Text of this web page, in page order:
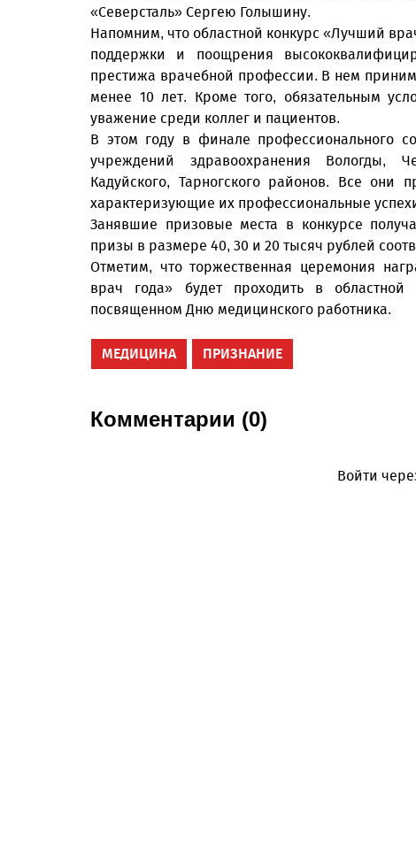
«Северсталь» Сергею Голышину.
Напомним, что областной конкурс «Лучший
поддержки и поощрения
престижа врачебной профессии. В нем
менее 10 лет. Кроме того, обязательным
уважение среди коллег и пациентов.
В этом году в финале профессионального
учреждений здравоохранения Вологды,
Кадуйского, Тарногского районов. Все они
характеризующие их профессиональные
Занявшие призовые места в конкурсе
призы в размере 40, 30 и 20 тысяч рублей
Отметим, что торжественная церемония
врач года» будет проходить в
посвященном Дню медицинского работника.
МЕДИЦИНА ПРИЗНАНИЕ
Комментарии (0)
Войти